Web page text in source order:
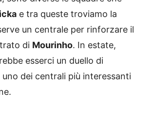
e tra queste troviamo la
un centrale per rinforzare il
di Mourinho. In estate,
esserci un duello di
dei centrali più interessanti